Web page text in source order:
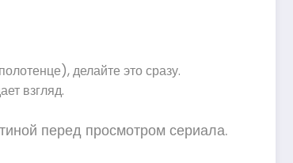
делайте это сразу.
взгляд.
перед просмотром сериала.